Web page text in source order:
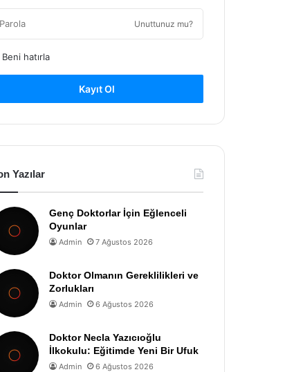
Unuttunuz mu?
Beni hatırla
Kayıt Ol
Yazılar
Genç Doktorlar İçin Eğlenceli
Oyunlar
Admin 7 Ağustos 2026
Doktor Olmanın Gereklilikleri ve
Zorlukları
Admin 6 Ağustos 2026
Doktor Necla Yazıcıoğlu
İlkokulu: Eğitimde Yeni Bir Ufuk
Admin 6 Ağustos 2026